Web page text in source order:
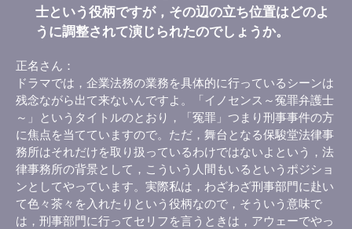
士という役柄ですが，その辺の立ち位置はどのよ
うに調整されて演じられたのでしょうか。
正名さん
ドラマでは，企業法務の業務を具体的に行っているシーンは
残念ながら出て来ないんですよ。「イノセンス～冤罪弁護士
～」というタイトルのとおり，「冤罪」つまり刑事事件の方
に焦点を当てていますので。ただ，舞台となる保駿堂法律事
務所はそれだけを取り扱っているわけではないよという，法
律事務所の背景として，こういう人間もいるというポジショ
ンとしてやっています。実際私は，わざわざ刑事部門に赴い
て色々茶々を入れたりという役柄なので，そういう意味で
は，刑事部門に行ってセリフを言うときは，アウェーでやっ